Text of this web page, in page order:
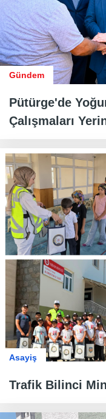
Gündem
Pütürge'de
Çalışmaları
Asayiş
Trafik Bilinci